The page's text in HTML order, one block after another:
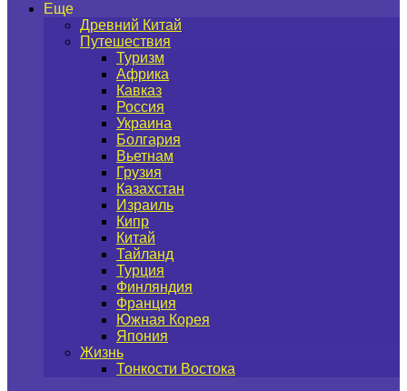
Еще
Древний Китай
Путешествия
Туризм
Африка
Кавказ
Россия
Украина
Болгария
Вьетнам
Грузия
Казахстан
Израиль
Кипр
Китай
Тайланд
Турция
Финляндия
Франция
Южная Корея
Япония
Жизнь
Тонкости Востока